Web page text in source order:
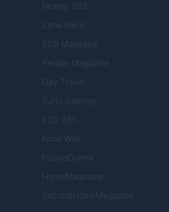
Money 365
Zona Nerd
B2B Magazine
People Magazine
Day Travel
Tutto Gaming
ESG 365
Food Wiki
FuturoDonna
HomeMagazine
SecondHomeMagazine